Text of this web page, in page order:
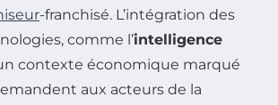
-franchisé. L’intégration des
comme l’intelligence
contexte économique marqué
aux acteurs de la